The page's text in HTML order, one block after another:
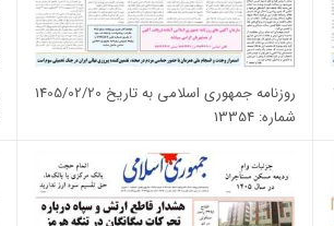
روزنامه جمهوری اسلامی به تاریخ 1405/02/20
شماره: 13354